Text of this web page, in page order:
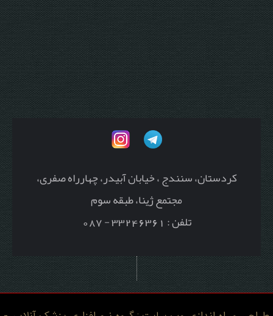
کردستان، سنندج ، خیابان آبیدر، چهارراه صفری،
مجتمع ژینا، طبقه سوم
تلفن : 33246361 - 087